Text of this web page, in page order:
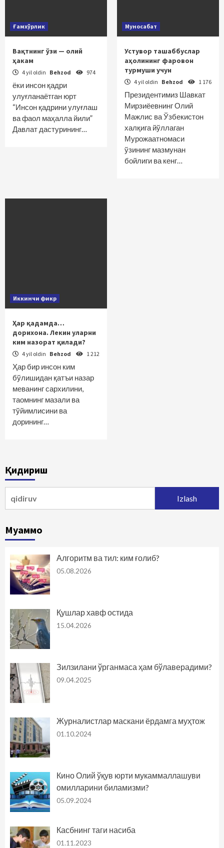
Ғамхўрлик
Вақтнинг ўзи — олий
ҳакам
4 yil oldin Behzod 974
ёки инсон қадри
улуғланаётган юрт
“Инсон қадрини улуғлаш
ва фаол маҳалла йили”
Давлат дас­турининг…
Муносабат
Устувор ташаббуслар
аҳолининг фаровон
турмуши учун
4 yil oldin Behzod 1 176
Президентимиз Шавкат
Мирзиёевнинг Олий
Мажлис ва Ўзбекистон
халқига йўллаган
Мурожаатномаси
ўзининг мазмунан
бойлиги ва кенг…
Иккинчи фикр
Ҳар қадамда…
дорихона. Лекин уларни
ким назорат қилади?
4 yil oldin Behzod 1 212
Ҳар бир инсон ким
бўлишидан қатъи назар
меванинг сархилини,
таомнинг мазали ва
тўйимлисини ва
дорининг…
Қидириш
Муаммо
Алгоритм ва тил: ким ғолиб?
05.08.2026
Қушлар хавф остида
15.04.2026
Зилзилани ўрганмаса ҳам бўлаверадими?
09.04.2025
Журналистлар маскани ёрдамга муҳтож
01.10.2024
Кино Олий ўқув юрти мукаммаллашуви
омилларини биламизми?
05.09.2024
Касбнинг таги насиба
01.11.2023